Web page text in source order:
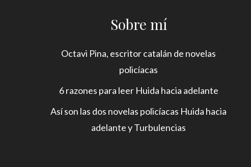
Sobre mí
Octavi Pina, escritor catalán de novelas
policíacas
6 razones para leer Huida hacia adelante
Así son las dos novelas policíacas Huida hacia
adelante y Turbulencias